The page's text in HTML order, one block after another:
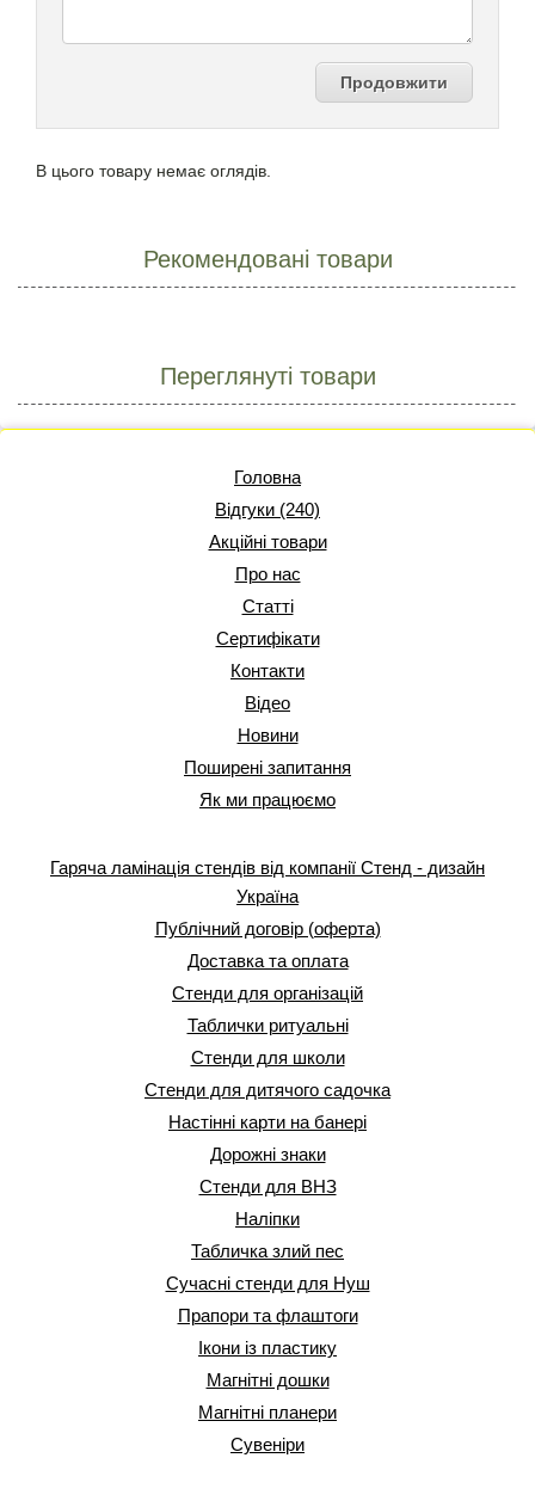
Продовжити
В цього товару немає оглядів.
Рекомендовані товари
Переглянуті товари
Головна
Відгуки (240)
Акційні товари
Про нас
Статті
Сертифікати
Контакти
Відео
Новини
Поширені запитання
Як ми працюємо
Гаряча ламінація стендів від компанії Стенд - дизайн
Україна
Публічний договір (оферта)
Доставка та оплата
Стенди для організацій
Таблички ритуальні
Стенди для школи
Стенди для дитячого садочка
Настінні карти на банері
Дорожні знаки
Стенди для ВНЗ
Наліпки
Табличка злий пес
Сучасні стенди для Нуш
Прапори та флаштоги
Ікони із пластику
Магнітні дошки
Магнітні планери
Сувеніри